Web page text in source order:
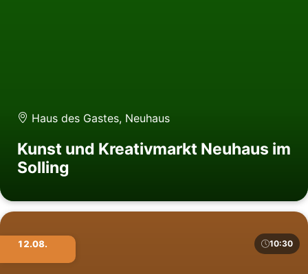
Haus des Gastes, Neuhaus
Kunst und Kreativmarkt Neuhaus im
Solling
12.08. 10:30